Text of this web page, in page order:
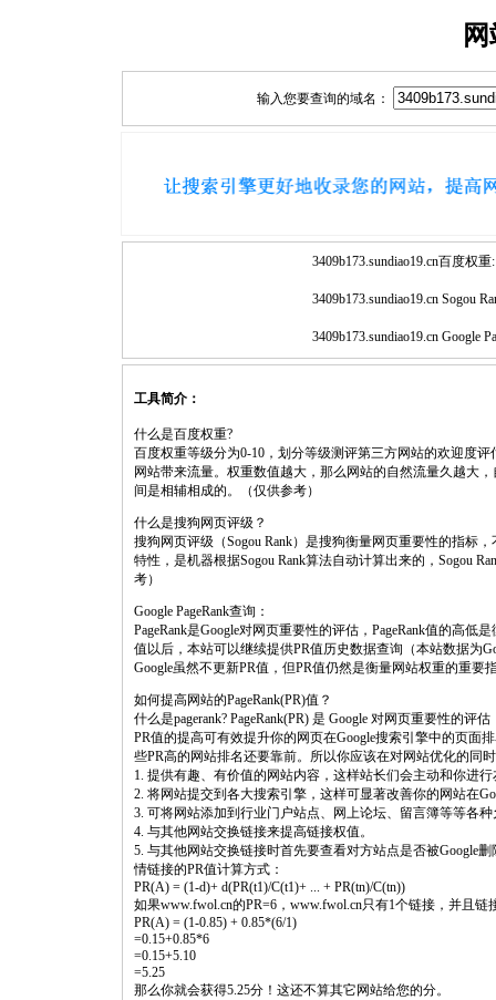
输入您要查询的域名：
3409b173.sundiao19.cn百度权重:
3409b173.sundiao19.cn Sogou
3409b173.sundiao19.cn Google
工具简介：
什么是百度权重?
百度权重等级分为0-10，划分等级测评第三方网站的欢迎度
网站带来流量。权重数值越大，那么网站的自然流量久越大
间是相辅相成的。（仅供参考）
什么是搜狗网页评级？
搜狗网页评级（Sogou Rank）是搜狗衡量网页重要性的指标
特性，是机器根据Sogou Rank算法自动计算出来的，Sogou
考）
Google PageRank查询：
PageRank是Google对网页重要性的评估，PageRank值的高
值以后，本站可以继续提供PR值历史数据查询（本站数据为
Google虽然不更新PR值，但PR值仍然是衡量网站权重的重要
如何提高网站的PageRank(PR)值？
什么是pagerank? PageRank(PR) 是 Google 对网页重要性的评估
PR值的提高可有效提升你的网页在Google搜索引擎中的页面
些PR高的网站排名还要靠前。所以你应该在对网站优化的同
1. 提供有趣、有价值的网站内容，这样站长们会主动和你进
2. 将网站提交到各大搜索引擎，这样可显著改善你的网站在
3. 可将网站添加到行业门户站点、网上论坛、留言簿等等各
4. 与其他网站交换链接来提高链接权值。
5. 与其他网站交换链接时首先要查看对方站点是否被Google
情链接的PR值计算方式：
PR(A) = (1-d)+ d(PR(t1)/C(t1)+ ... + PR(tn)/C(tn))
如果www.fwol.cn的PR=6，www.fwol.cn只有1个链接，并且链
PR(A) = (1-0.85) + 0.85*(6/1)
=0.15+0.85*6
=0.15+5.10
=5.25
那么你就会获得5.25分！这还不算其它网站给您的分。